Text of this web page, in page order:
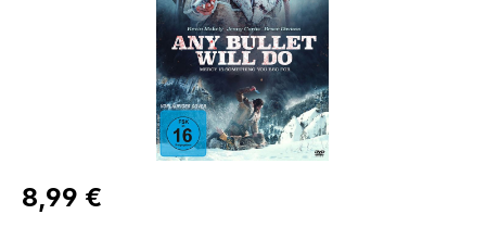
Regulärer Preis:
8,99 €